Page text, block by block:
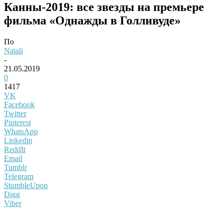
Канны-2019: все звезды на премьере
фильма «Однажды в Голливуде»
По
Natali
-
21.05.2019
0
1417
VK
Facebook
Twitter
Pinterest
WhatsApp
Linkedin
ReddIt
Email
Tumblr
Telegram
StumbleUpon
Digg
Viber